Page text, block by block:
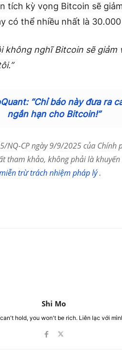
tích kỳ vọng Bitcoin sẽ
có thể nhiều nhất là 30.000
không nghĩ Bitcoin sẽ giảm
“Chỉ báo này đưa ra
ngắn hạn cho Bitcoin!”
NQ-CP ngày 9/9/2025 của Chính
tham khảo, không phải là
trừ trách nhiệm pháp lý.
Shi Mo
hold, you won't be rich. Liên lạc với